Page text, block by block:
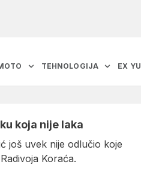
TEHNOLOGIJA EX YU
koja nije laka
još uvek nije odlučio koje
Koraća.